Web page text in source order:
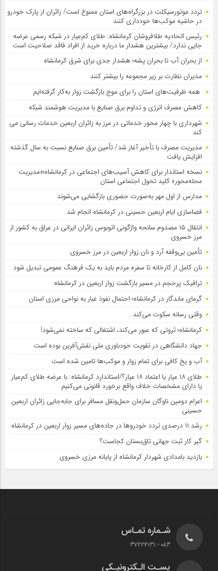
تردد موتورسیکلت در بزرگراه‌های استان ممنوع است/ زائران از پارک خودرو
در حاشیه موکب‌ها خودداری کنند
رئیس اتحادیه طلافروشان کرمانشاه: طلای کم‌عیار در شبکه رسمی عرضه
جایی ندارد/ بیشترین هشدار ما درباره خرید از افراد فاقد صلاحیت است
از بحران آب تا بحران پشه؛ هشدار جدی برای شرق کرمانشاه
مدیران نظارت بر زیر مجموعه را بیشتر کنند
همه ظرفیت‌های استان را برای موج بازگشت زوار به‌کار گرفته‌ایم
کاهش مصرف انرژی و تداوم برق صنایع با مدیریت هوشمند شبکه
شهرداری با چهار محور خدماتی در مرز به زائران اربعین خدمات رسانی می
کند
مدیریت مصرف با تأخیر آغاز شد/ تأمین برق صنایع نسبت به سال گذشته
افزایش یافت
نسخه استاندار برای کاهش آسیب‌های اجتماعی در کرمانشاه؛«مدیریت
محله‌محور» کلید تحول اجتماعی استان
مدارس از اول مهر به‌صورت حضوری بازگشایی می‌شوند
فضاسازی ایام اربعین حسینی در کرمانشاه انجام شد
انتقال ۱۵ مصدوم سانحه واژگونی اتوبوس زائران ایرانی در عراق به کشور از
مرز خسروی
تأمین بی‌وقفه آرد و نان زوار اربعین در مرز خسروی
نان کامل از کارخانه تا سفره مردم باید به یک فرهنگ عمومی تبدیل شود
ترافیک پرحجم در مسیر بازگشت زوار اربعین در کرمانشاه
گرمای ماندگار در کرمانشاه؛ احتمال نفوذ غبار به نواحی مرزی استان
وقتی رسانه سکوت می‌کند…
کرمانشاه؛ ثروتی که عبور می‌کند، اشتغالی که ساخته نمی‌شود!
جهاد دانشگاهی در تقویت خودباوری ملی نقش‌آفرین بوده است
آب و یخ کافی برای تمام زوار و موکب‌ها تامین شده است
طلای ۱۸ عیار یا اعتماد ۱۸ عیار؟/استاندارد کرمانشاه: با عرضه طلای کم‌عیار
یا دارای مشخصات خلاف واقع برخورد قانونی می‌کنیم
اعزام دومین ناوگان سازمان حمل‌ونقل مسافر برای جابه‌جایی زائران اربعین
حسینی
رشد ۱۱ درصدی تردد خودروها در جاده‌های مسیر زوار اربعین در کرمانشاه
گیر کار ثبت جهانی تاق‌بستان کجاست؟
بازدید بامدادی شهردار کرمانشاه از پایانه مرزی خسروی
شـماره تمـاس
083 - 37224131
پسـت الـکترونیـکی